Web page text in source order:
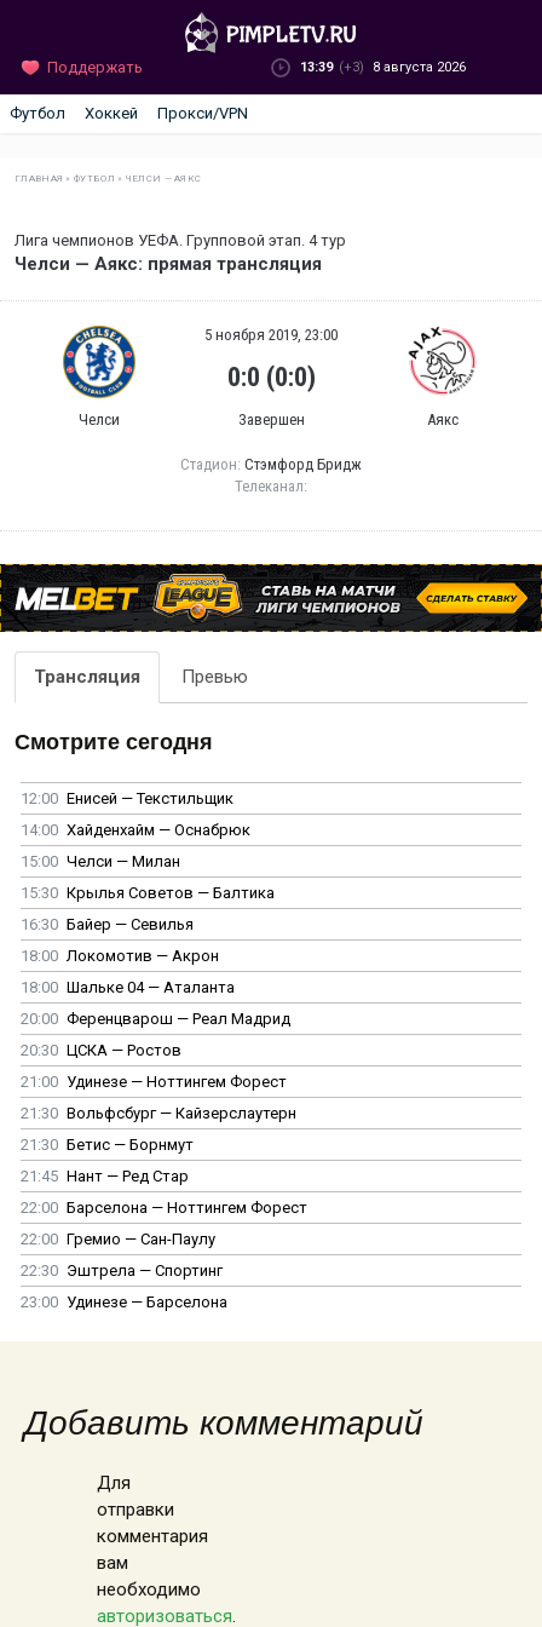
Поддержать 13:39 (+3) 8 августа 2026
Футбол Хоккей Прокси/VPN
ГЛАВНАЯ »ФУТБОЛ » ЧЕЛСИ — АЯКС
Лига чемпионов УЕФА. Групповой этап. 4 тур
Челси — Аякс: прямая трансляция
Челси
5 ноября 2019, 23:00
0:0 (0:0)
Завершен Аякс
Стадион: Стэмфорд Бридж
Телеканал:
Трансляция Превью
Смотрите сегодня
12:00 Енисей — Текстильщик
14:00 Хайденхайм — Оснабрюк
15:00 Челси — Милан
15:30 Крылья Советов — Балтика
16:30 Байер — Севилья
18:00 Локомотив — Акрон
18:00 Шальке 04 — Аталанта
20:00 Ференцварош — Реал Мадрид
20:30 ЦСКА — Ростов
21:00 Удинезе — Ноттингем Форест
21:30 Вольфсбург — Кайзерслаутерн
21:30 Бетис — Борнмут
21:45 Нант — Ред Стар
22:00 Барселона — Ноттингем Форест
22:00 Гремио — Сан-Паулу
22:30 Эштрела — Спортинг
23:00 Удинезе — Барселона
Добавить комментарий
Для
отправки
комментария
вам
необходимо
авторизоваться.